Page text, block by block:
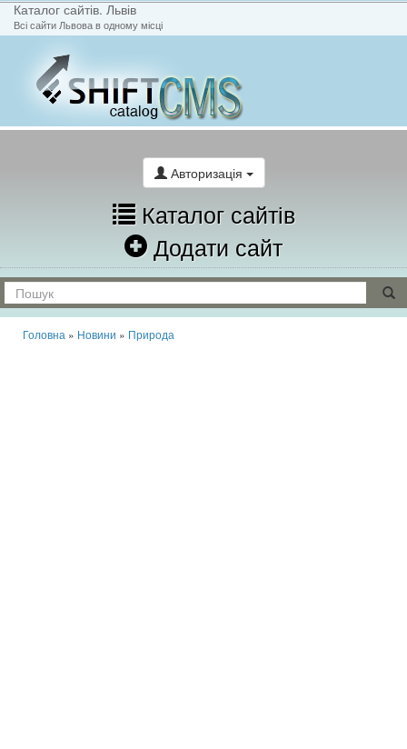
Каталог сайтів. Львів
Всі сайти Львова в одному місці
Авторизація
Каталог сайтів
Додати сайт
Головна » Новини » Природа